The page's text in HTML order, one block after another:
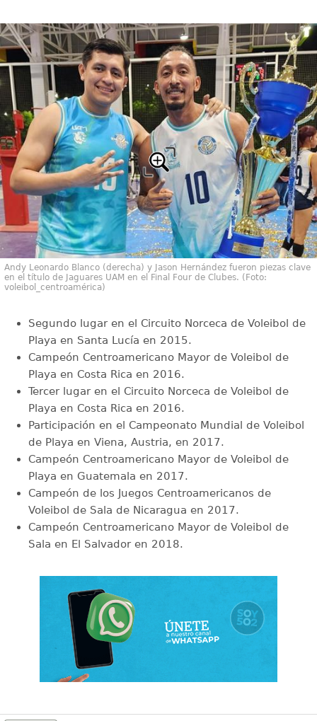
Andy Leonardo Blanco (derecha) y Jason Hernández fueron piezas clave
en el título de Jaguares UAM en el Final Four de Clubes. (Foto:
voleibol_centroamérica)
Segundo lugar en el Circuito Norceca de Voleibol de
Playa en Santa Lucía en 2015.
Campeón Centroamericano Mayor de Voleibol de
Playa en Costa Rica en 2016.
Tercer lugar en el Circuito Norceca de Voleibol de
Playa en Costa Rica en 2016.
Participación en el Campeonato Mundial de Voleibol
de Playa en Viena, Austria, en 2017.
Campeón Centroamericano Mayor de Voleibol de
Playa en Guatemala en 2017.
Campeón de los Juegos Centroamericanos de
Voleibol de Sala de Nicaragua en 2017.
Campeón Centroamericano Mayor de Voleibol de
Sala en El Salvador en 2018.